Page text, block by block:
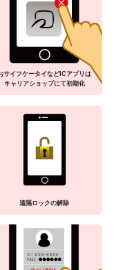
サイフケータイなどICアプリは
キャリアショップにて初期化
遠隔ロックの解除